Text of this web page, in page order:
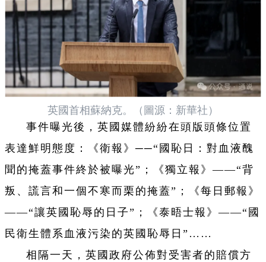
英國首相蘇納克。（圖源：新華社）
事件曝光後，英國媒體紛紛在頭版頭條位置
表達鮮明態度：《衛報》──“國恥日：對血液醜
聞的掩蓋事件終於被曝光”；《獨立報》——“背
叛、謊言和一個不寒而栗的掩蓋”；《每日郵報》
——“讓英國恥辱的日子”；《泰晤士報》——“國
民衛生體系血液污染的英國恥辱日”……
相隔一天，英國政府公佈對受害者的賠償方